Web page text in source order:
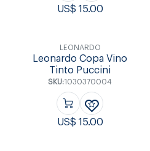
US$ 15.00
LEONARDO
Leonardo Copa Vino
Tinto Puccini
SKU:1030370004
US$ 15.00